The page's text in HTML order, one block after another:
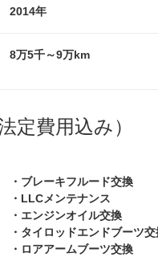
2014年
8万5千～9万km
法定費用込み）
・ブレーキフルード交換
・LLCメンテナンス
・エンジンオイル交換
・タイロッドエンドブーツ交
・ロアアームブーツ交換